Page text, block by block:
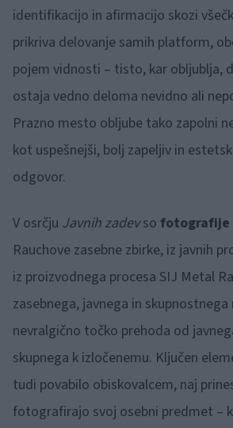
identifikacijo in afirmacijo skozi
prikriva delovanje samih platform,
pojem vidnosti – tisto, kar obljublja,
ostaja vedno deloma nevidno ali
Prazno mesto obljube tako zapolni
kot uspešnejši, bolj zapeljiv in
odgovor.
V osrčju Javnih zadevso fotografije
Rauchove zasebne zbirke, iz javnih
iz proizvodnega procesa SIJ Metal
zasebnega, javnega in skupnostnega
nevralgično točko prehoda od
skupnega k izločenemu. Ključen
tudi povabilo obiskovalcem, naj
fotografirajo svoj osebni predmet –